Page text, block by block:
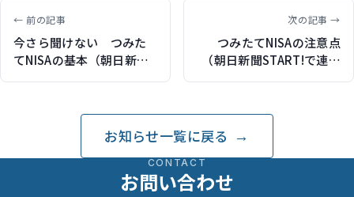
← 前の記事
今さら聞けない つみた
てNISAの基本（朝日新聞
START!で連載記事執筆）
次の記事 →
つみたてNISAの注意点
（朝日新聞START!で連載
記事執筆）
お知らせ一覧に戻る
CONTACT
お問い合わせ